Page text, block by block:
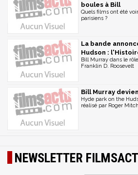
boules à Bill
Quels films ont été
parisiens ?
La bande
Hudson :
Bill Murray dans le
Franklin D. Roosevelt
Bill Murray
Hyde park on the
réalisé par Roger
NEWSLETTER